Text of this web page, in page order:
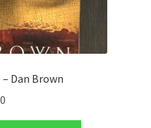
– Dan Brown